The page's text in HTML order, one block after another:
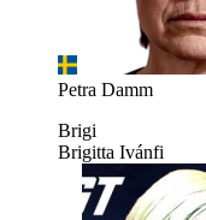
Petra Damm
Brigi
Brigitta Ivánfi